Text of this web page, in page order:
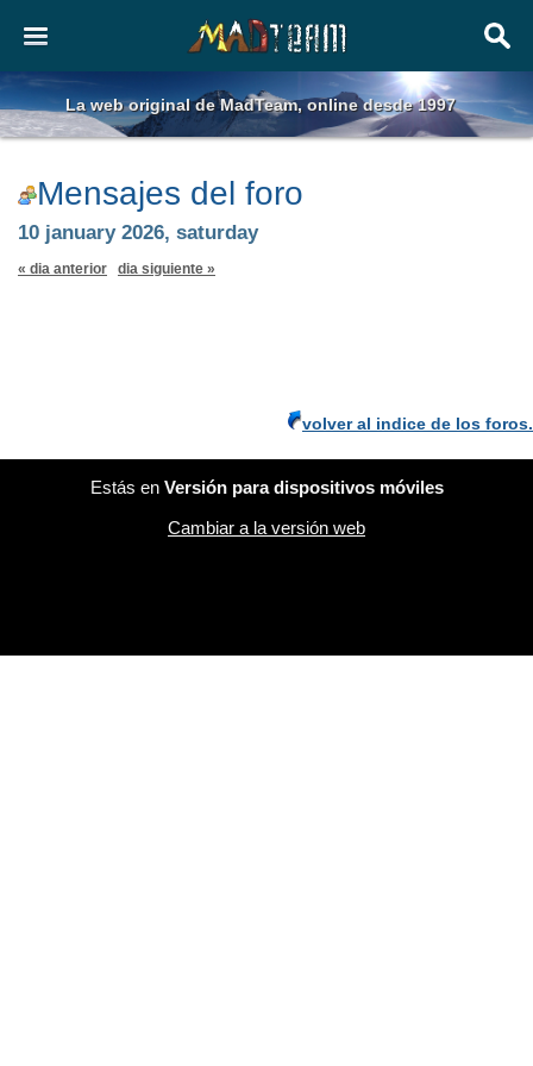
La web original de MadTeam, online desde 1997
Mensajes del foro
10 january 2026, saturday
« dia anterior dia siguiente »
volver al indice de los foros.
Estás en Versión para dispositivos móviles
Cambiar a la versión web